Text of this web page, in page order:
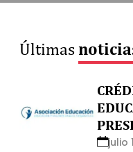
Últimas
Y NO
julio